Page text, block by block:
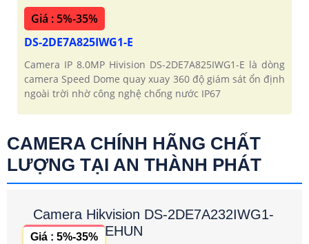
Giá : 5%-35%
DS-2DE7A825IWG1-E
Camera IP 8.0MP Hivision DS-2DE7A825IWG1-E là dòng
camera Speed Dome quay xuay 360 độ giám sát ổn định
ngoài trời nhờ công nghệ chống nước IP67
CAMERA CHÍNH HÃNG CHẤT
LƯỢNG TẠI AN THÀNH PHÁT
Camera Hikvision DS-2DE7A232IWG1-
EHUN
Giá : 5%-35%